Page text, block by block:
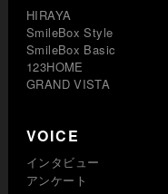
HIRAYA
SmileBox Style
SmileBox Basic
123HOME
GRAND VISTA
VOICE
インタビュー
アンケート